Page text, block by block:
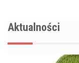
Aktualności